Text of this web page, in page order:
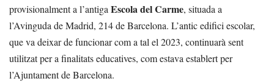
provisionalment a l’antiga Escola del Carme, situada a
l’Avinguda de Madrid, 214 de Barcelona. L’antic edifici escolar,
que va deixar de funcionar com a tal el 2023, continuarà sent
utilitzat per a finalitats educatives, com estava establert per
l’Ajuntament de Barcelona.